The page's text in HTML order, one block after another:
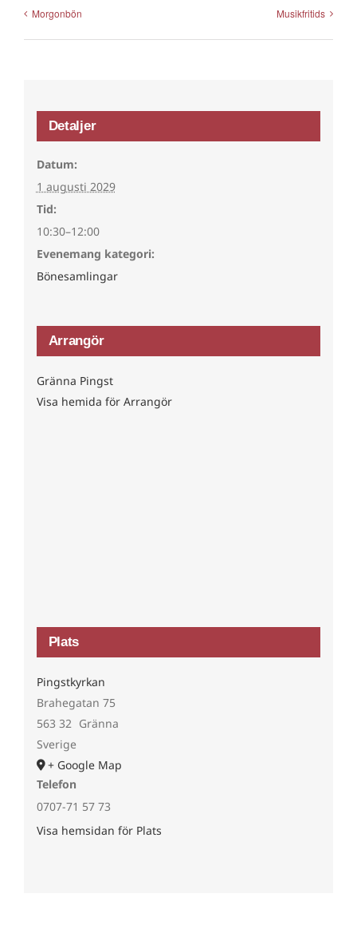
Morgonbön Musikfritids
Detaljer
Datum:
1 augusti 2029
Tid:
10:30–12:00
Evenemang kategori:
Bönesamlingar
Arrangör
Gränna Pingst
Visa hemida för Arrangör
Plats
Pingstkyrkan
Brahegatan 75
563 32 Gränna
Sverige
+ Google Map
Telefon
0707-71 57 73
Visa hemsidan för Plats